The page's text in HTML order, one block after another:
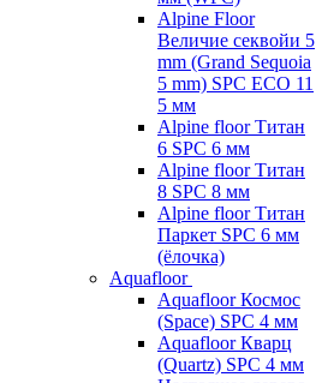
Alpine Floor
Величие секвойи 5
mm (Grand Sequoia
5 mm) SPC ECO 11
5 мм
Alpine floor Титан
6 SPC 6 мм
Alpine floor Титан
8 SPC 8 мм
Alpine floor Титан
Паркет SPC 6 мм
(ёлочка)
Aquafloor
Aquafloor Космос
(Space) SPC 4 мм
Aquafloor Кварц
(Quartz) SPC 4 мм